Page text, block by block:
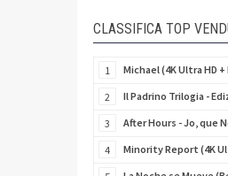
CLASSIFICA TOP
1
2
3
4